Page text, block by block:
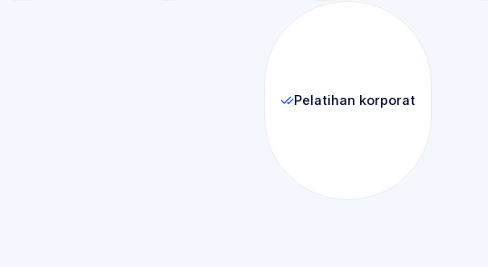
Pelatihan korporat